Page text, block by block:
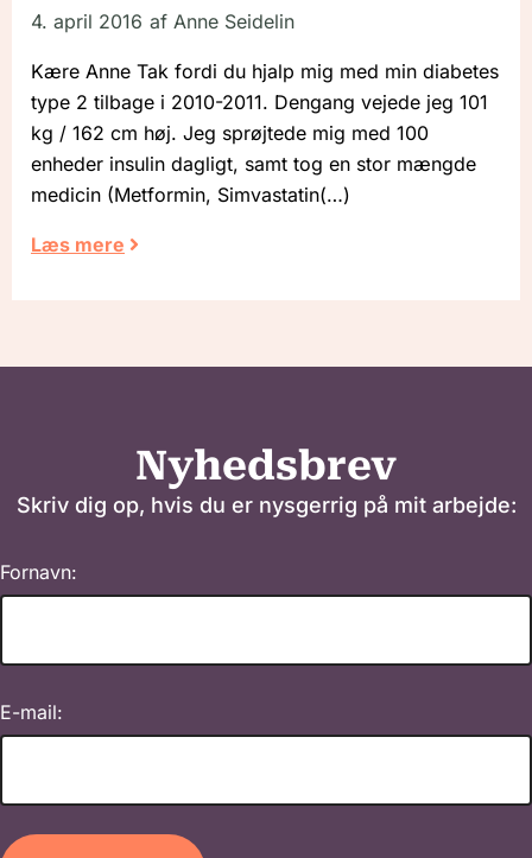
4. april 2016 af Anne Seidelin
Kære Anne Tak fordi du hjalp mig med min diabetes
type 2 tilbage i 2010-2011. Dengang vejede jeg 101
kg / 162 cm høj. Jeg sprøjtede mig med 100
enheder insulin dagligt, samt tog en stor mængde
medicin (Metformin, Simvastatin
Læs mere
Nyhedsbrev
Skriv dig op, hvis du er nysgerrig på mit arbejde:
Fornavn:
E-mail: